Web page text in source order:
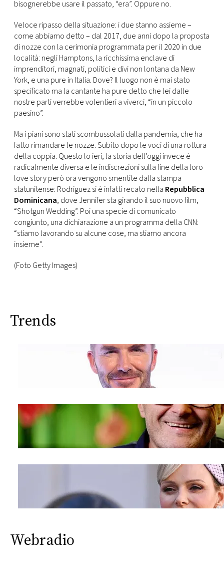
CONSIGLIA
bisognerebbe usare il passato, “era”. Oppure no.
Veloce ripasso della situazione: i due stanno assieme –
come abbiamo detto – dal 2017, due anni dopo la proposta
di nozze con la cerimonia programmata per il 2020 in due
località: negli Hamptons, la ricchissima enclave di
imprenditori, magnati, politici e divi non lontana da New
York, e una pure in Italia. Dove? Il luogo non è mai stato
specificato ma la cantante ha pure detto che lei dalle
nostre parti verrebbe volentieri a viverci, “in un piccolo
paesino”.
Ma i piani sono stati scombussolati dalla pandemia, che ha
fatto rimandare le nozze. Subito dopo le voci di una rottura
della coppia. Questo lo ieri, la storia dell’oggi invece è
radicalmente diversa e le indiscrezioni sulla fine della loro
love story però ora vengono smentite dalla stampa
statunitense: Rodriguez si è infatti recato nella Repubblica
Dominicana, dove Jennifer sta girando il suo nuovo film,
“Shotgun Wedding”. Poi una specie di comunicato
congiunto, una dichiarazione a un programma della CNN:
“stiamo lavorando su alcune cose, ma stiamo ancora
insieme”.
(Foto Getty Images)
Trends
Webradio